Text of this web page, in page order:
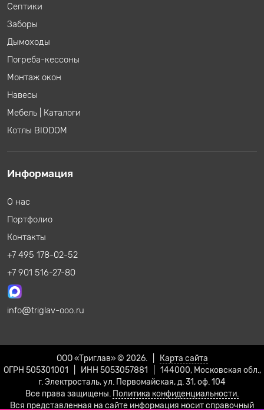
Септики
Заборы
Дымоходы
Погреба-кессоны
Монтаж окон
Навесы
Мебель
Каталоги
Котлы BIODOM
Информация
О нас
Портфолио
Контакты
+7 495 178-02-52
+7 901 516-27-80
info triglav-ooo.ru
ООО «Триглав» © 2026. |
Карта сайта
ОГРН 505301001 | ИНН 5053057881 | 144000, Московская обл.,
г. Электросталь, ул. Первомайская, д. 31, оф. 104
Все права защищены. Политика конфиденциальности.
Вся представленная на сайте информация носит справочный